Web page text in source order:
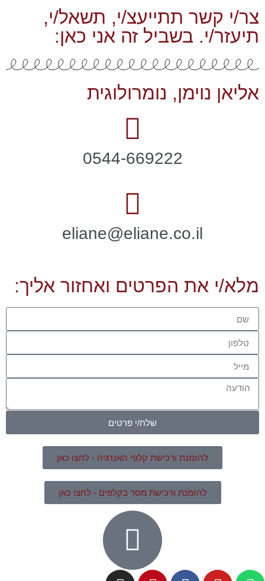
צר/י קשר תתייעצ/י, תשאל/י,
תיעזר/י. בשביל זה אני כאן:
אליאן נוימן, נומרולוגית
0544-669222
eliane@eliane.co.il
מלא/י את הפרטים ואחזור אליך:
שלח/י פרטים
להזמנת ורכישת קלפי האנרגיה - לחצו כאן
להזמנת ורכישת מסר בקלפים - לחצו כאן